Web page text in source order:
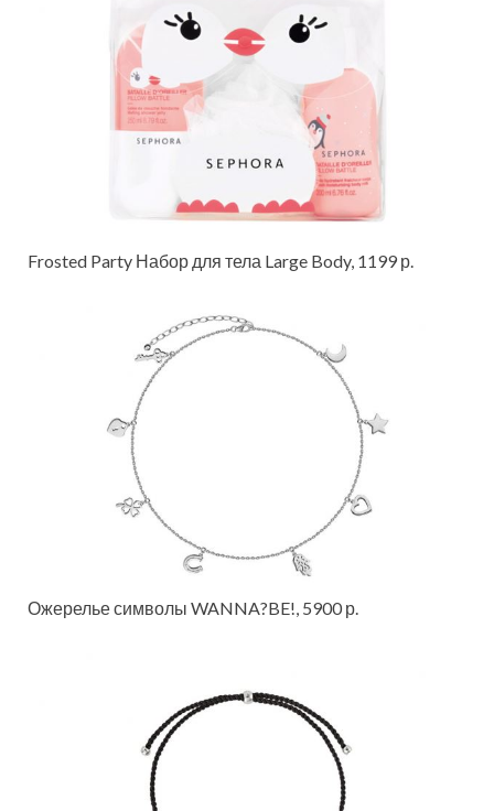
Frosted Party Набор для тела Large Body, 1199 р.
Ожерелье символы WANNA?BE!, 5900 р.